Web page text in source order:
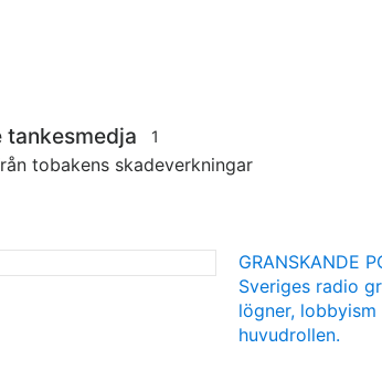
1
tobakens skadeverkningar
GRANSKANDE
Sveriges radio
lögner,
huvudrollen.